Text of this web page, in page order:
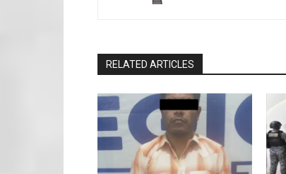
RELATED ARTICLES